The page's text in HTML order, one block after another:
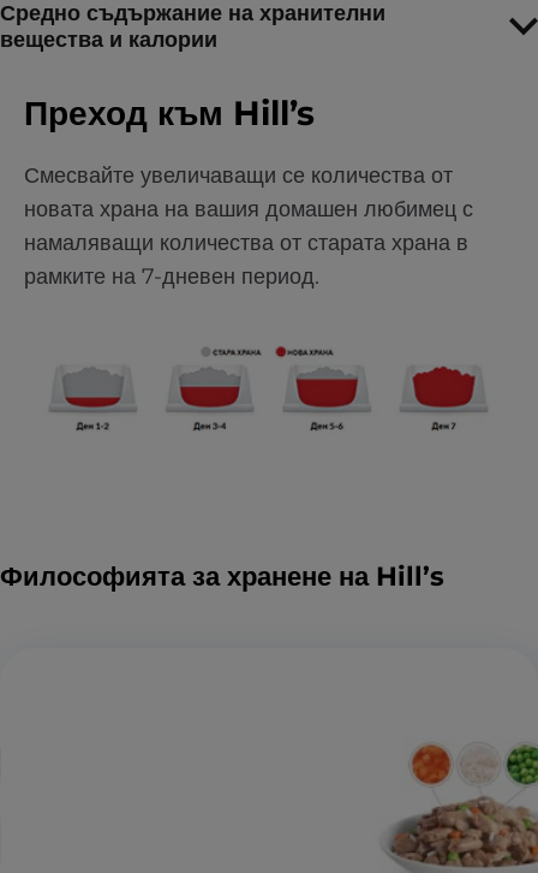
Средно съдържание на хранителни
вещества и калории
Преход към Hill’s
Смесвайте увеличаващи се количества от
новата храна на вашия домашен любимец с
намаляващи количества от старата храна в
рамките на 7-дневен период.
Философията за хранене на Hill’s